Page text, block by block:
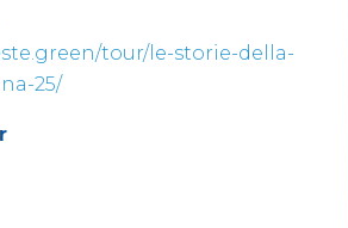
tour/le-storie-della-
25/